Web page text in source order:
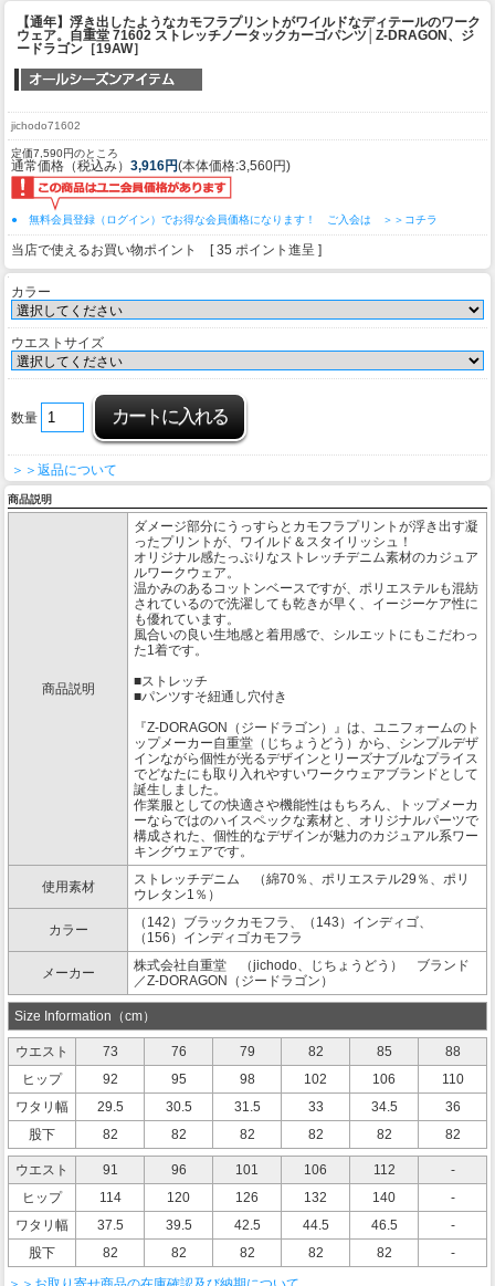
【通年】浮き出したようなカモフラプリントがワイルドなディテールのワーク
ウェア。 自重堂 71602 ストレッチノータックカーゴパンツ│Z-DRAGON、ジ
ードラゴン［19AW］
jichodo71602
定価7,590円のところ
通常価格（税込み） 3,916円(本体価格:3,560円)
● 無料会員登録（ログイン）でお得な会員価格になります！ ご入会は ＞＞コチラ
当店で使えるお買い物ポイント [ 35 ポイント進呈 ]
カラー
ウエストサイズ
数量
＞＞返品について
商品説明
商品説明
ダメージ部分にうっすらとカモフラプリントが浮き出す凝
ったプリントが、ワイルド＆スタイリッシュ！
オリジナル感たっぷりなストレッチデニム素材のカジュア
ルワークウェア。
温かみのあるコットンベースですが、ポリエステルも混紡
されているので洗濯しても乾きが早く、イージーケア性に
も優れています。
風合いの良い生地感と着用感で、シルエットにもこだわっ
た1着です。
■ストレッチ
■パンツすそ紐通し穴付き
『Z-DORAGON（ジードラゴン）』は、ユニフォームのト
ップメーカー自重堂（じちょうどう）から、シンプルデザ
インながら個性が光るデザインとリーズナブルなプライス
でどなたにも取り入れやすいワークウェアブランドとして
誕生しました。
作業服としての快適さや機能性はもちろん、トップメーカ
ーならではのハイスペックな素材と、オリジナルパーツで
構成された、個性的なデザインが魅力のカジュアル系ワー
キングウェアです。
使用素材
ストレッチデニム （綿70％、ポリエステル29％、ポリ
ウレタン1％）
カラー
（142）ブラックカモフラ、（143）インディゴ、
（156）インディゴカモフラ
メーカー
株式会社自重堂 （jichodo、じちょうどう） ブランド
／Z-DORAGON（ジードラゴン）
Size Information（cm）
ウエスト 73 76 79 82 85
88
ヒップ
92 95 98 102 106
110
ワタリ幅
29.5 30.5 31.5 33 34.5
36
股下
82 82 82 82 82 82
ウエスト 91 96 101 106 112
-
ヒップ
114 120 126 132 140
-
ワタリ幅
37.5 39.5 42.5 44.5 46.5
-
股下
82 82 82 82 82
-